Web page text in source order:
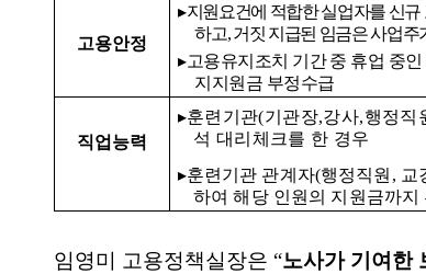
고용안정
▸지원요건에 적합한 실업자를 신
하고,거짓 지급된 임금은 사업주
▸고용유지조치 기간 중 휴업 중
지지원금 부정수급
직업능력
▸훈련기관(기관장,강사,행정직
석 대리체크를 한 경우
▸훈련기관 관계자(행정직원 , 교
하여 해당 인원의 지원금까지
임영미 고용정책실장은 “노사가 기여한